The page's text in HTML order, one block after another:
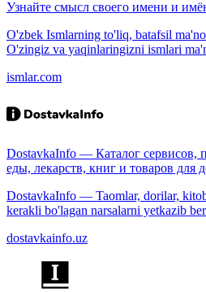
Узнайте смысл своего имени и
O'zbek Ismlarning to'liq, batafsil
O'zingiz va yaqinlaringizni ismlari
ismlar.com
DostavkaInfo — Каталог сервисов,
еды, лекарств, книг и товаров для
DostavkaInfo — Taomlar, dorilar,
kerakli bo'lagan narsalarni yetkazib
dostavkainfo.uz